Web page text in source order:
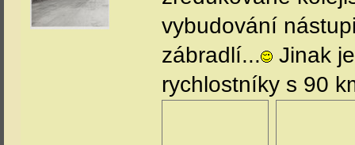
vybudování
zábradlí...
Jinak
rychlostníky s 90